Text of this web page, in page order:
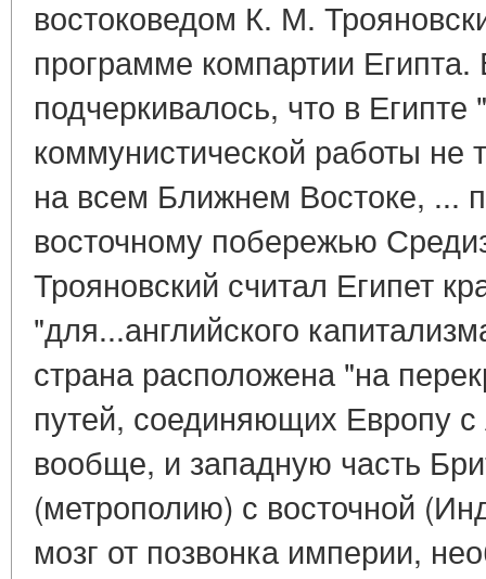
востоковедом К. М.
программе компартии
подчеркивалось, что в Египте
коммунистической работы не
на всем Ближнем Востоке, ...
восточному побережью
Трояновский считал Египет
"для...английского
страна расположена "на
путей, соединяющих Европу
вообще, и западную часть
(метрополию) с восточной
мозг от позвонка империи,